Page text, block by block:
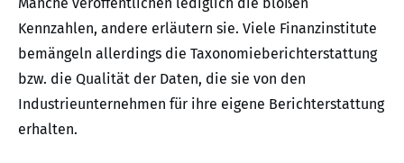
Kennzahlen, andere erläutern sie. Viele Finanzinstitute
bemängeln allerdings die Taxonomieberichterstattung
bzw. die Qualität der Daten, die sie von den
Industrieunternehmen für ihre eigene Berichterstattung
erhalten.